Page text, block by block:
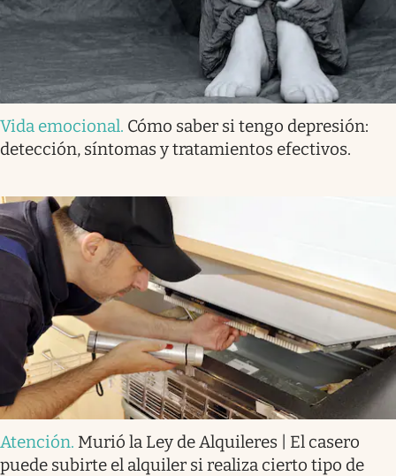
Vida emocional. Cómo saber si tengo depresión:
detección, síntomas y tratamientos efectivos.
Atención. Murió la Ley de Alquileres | El casero
puede subirte el alquiler si realiza cierto tipo de